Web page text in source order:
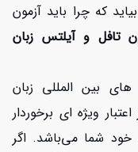
که چرا باید آزمون
تافل و آیلتس زبان
بین المللی زبان
ویژه ای برخوردار
شما می‌باشد. اگر